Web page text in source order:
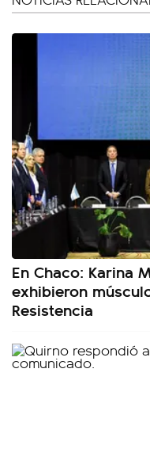
En Chaco: Karina
exhibieron
Resistencia